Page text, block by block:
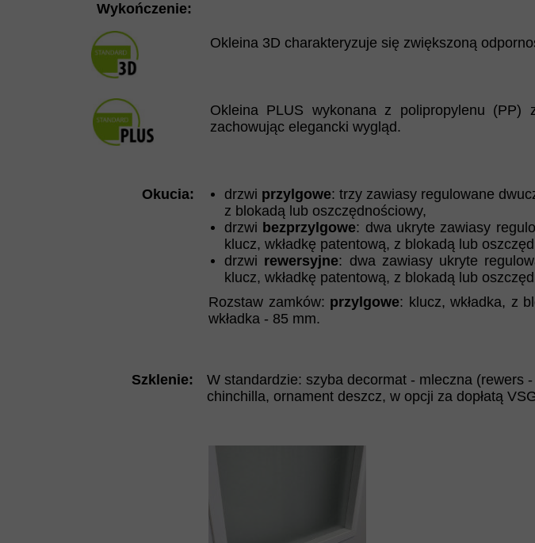
Okleina 3D charakteryzuje się zwiększoną
Szklenie:
W standardzie: szyba decormat - mleczna (rewers
chinchilla, ornament deszcz, w opcji za dopłatą
Rozstaw zamków: przylgowe: klucz, wkładka, z
wkładka - 85 mm.
drzwi przylgowe: trzy zawiasy regulowane
z blokadą lub oszczędnościowy,
drzwi bezprzylgowe: dwa ukryte zawiasy
klucz, wkładkę patentową, z blokadą lub
drzwi rewersyjne: dwa zawiasy ukryte
klucz, wkładkę patentową, z blokadą lub
Okucia:
Okleina PLUS wykonana z polipropylenu (PP)
zachowując elegancki wygląd.
Wykończenie: